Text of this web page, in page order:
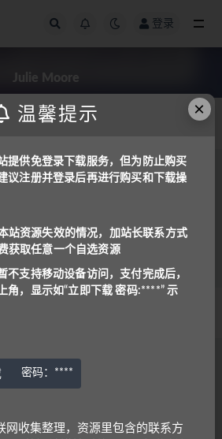
登录
Julie Moore
费资源 备考工具
免费
×
温馨提示
提供免登录下载服务，但为防止购买
议注册并登录后再进行购买和下载操
站资源失效的情况，加站长联系方式
获取任意一个自选资源
不支持移动设备访问，支付完成后，
角，显示如“立即下载 密码:****” 示
密码： ****
网收集整理，资源里包含的联系方